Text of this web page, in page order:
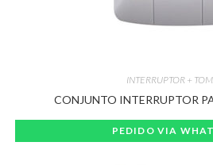
INTERRUPTOR +
CONJUNTO INTERRUPTOR
PEDIDO VIA